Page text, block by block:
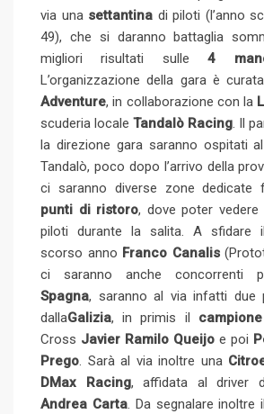
via una settantina di piloti (l’anno
49), che si daranno battaglia
migliori risultati sulle4
L’organizzazione della gara è
Adventure, in collaborazione con la
scuderia locale Tandalò Racing. Il
la direzione gara saranno ospitati
Tandalò, poco dopo l’arrivo della
ci saranno diverse zone dedicate
punti di ristoro, dove poter vedere
piloti durante la salita. A sfidare
scorso anno Franco Canalis
ci saranno anche concorrenti
Spagna, saranno al via infatti due
dallaGalizia, in primis il
Cross Javier Ramilo Queijo e poi
Prego. Sarà al via inoltre una
DMax Racing, affidata al driver
Andrea Carta. Da segnalare inoltre